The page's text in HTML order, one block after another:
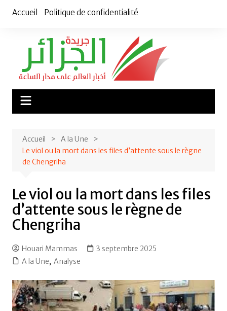
Accueil Politique de confidentialité
Accueil
A la Une
Le viol ou la mort dans les files d’attente sous le règne
de Chengriha
Le viol ou la mort dans les files
d’attente sous le règne de
Chengriha
Houari Mammas
3 septembre 2025
A la Une, Analyse